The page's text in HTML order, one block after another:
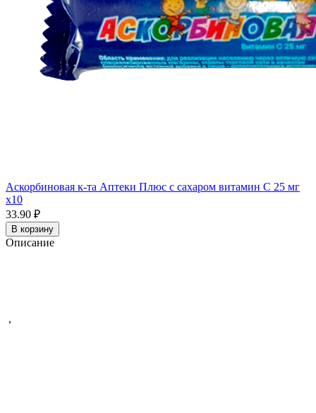
Аскорбиновая к-та Аптеки Плюс с сахаром витамин С 25 мг
x10
33.90 ₽
В корзину
Описание
,